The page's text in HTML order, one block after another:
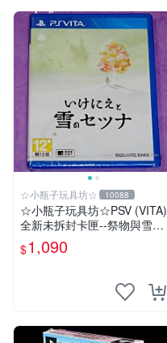
☆小瓶子玩具坊☆ 10088
☆小瓶子玩具坊☆PSV (VITA)
全新未拆封卡匣--祭物與雪中
的剎那
$1,090